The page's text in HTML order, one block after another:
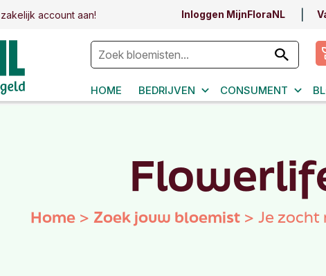
account aan! Inloggen MijnFloraNL
HOME BEDRIJVEN CONSUMENT
Home > Zoek jouw bloemist > Je